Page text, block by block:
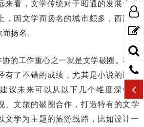
来看，文学传统对于昭通的发展十分
，因文学而扬名的城市颇多，西湖、
扬名。
的工作重心之一就是文学破圈。在这
有了不错的成绩，尤其是小说的影视
议未来可以从以下几个维度深化发
、文旅的破圈合作，打造特有的文学
文学为主题的旅游线路，比如设计一